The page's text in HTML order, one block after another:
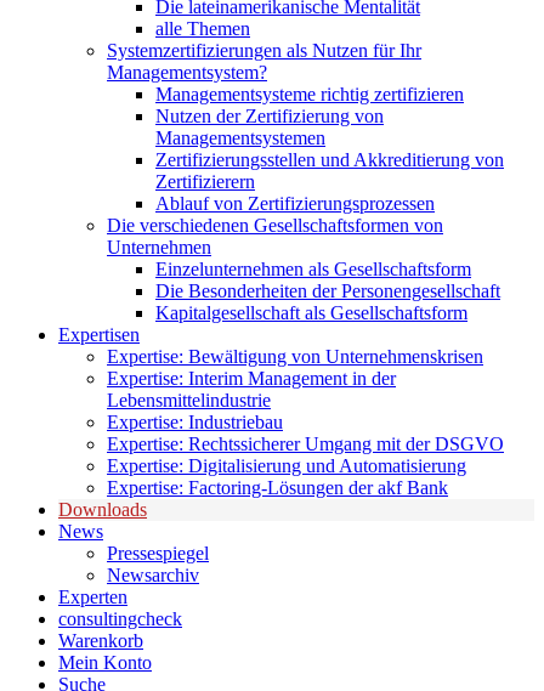
Die lateinamerikanische Mentalität
alle Themen
Systemzertifizierungen als Nutzen für Ihr
Managementsystem?
Managementsysteme richtig zertifizieren
Nutzen der Zertifizierung von
Managementsystemen
Zertifizierungsstellen und Akkreditierung von
Zertifizierern
Ablauf von Zertifizierungsprozessen
Die verschiedenen Gesellschaftsformen von
Unternehmen
Einzelunternehmen als Gesellschaftsform
Die Besonderheiten der Personengesellschaft
Kapitalgesellschaft als Gesellschaftsform
Expertisen
Expertise: Bewältigung von Unternehmenskrisen
Expertise: Interim Management in der
Lebensmittelindustrie
Expertise: Industriebau
Expertise: Rechtssicherer Umgang mit der DSGVO
Expertise: Digitalisierung und Automatisierung
Expertise: Factoring-Lösungen der akf Bank
Downloads
News
Pressespiegel
Newsarchiv
Experten
consultingcheck
Warenkorb
Mein Konto
Suche